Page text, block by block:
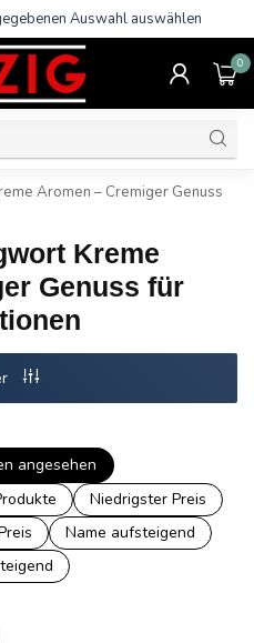
Auswahl auswählen
0
Aromen – Cremiger Genuss
Kreme
Genuss für
angesehen
Niedrigster Preis
Name aufsteigend